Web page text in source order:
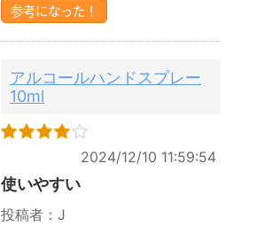
参考になった！
アルコールハンドスプレー
10ml
2024/12/10 11:59:54
使いやすい
投稿者：J